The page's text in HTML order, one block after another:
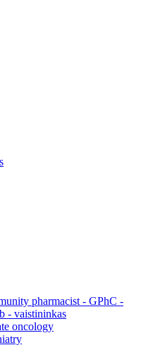
pharmacist - GPhC -
- vaistininkas
oncology